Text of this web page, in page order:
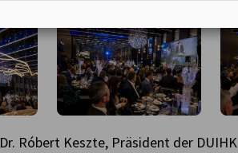
Dr. Róbert Keszte, Präsident der DUIHK